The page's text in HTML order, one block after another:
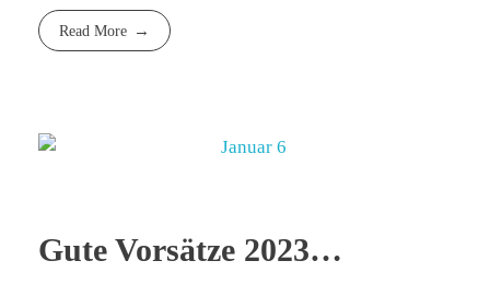
Read More
Gute Vorsätze 2023…